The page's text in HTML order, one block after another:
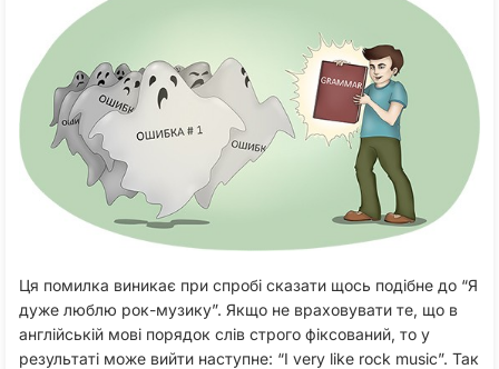
Ця помилка виникає при спробі сказати щось подібне до “Я
дуже люблю рок-музику”. Якщо не враховувати те, що в
англійській мові порядок слів строго фіксований, то у
результаті може вийти наступне: “I very like rock music”. Так